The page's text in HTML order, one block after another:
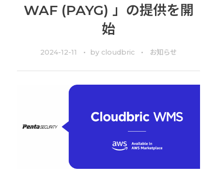
WAF (PAYG) 」の提供を開
始
2024-12-11 by cloudbric お知らせ